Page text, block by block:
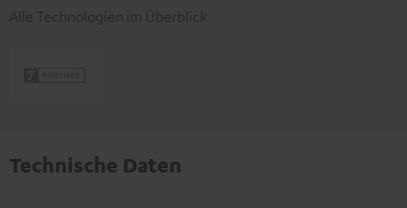
Alle Technologien im Überblick
Technische Daten